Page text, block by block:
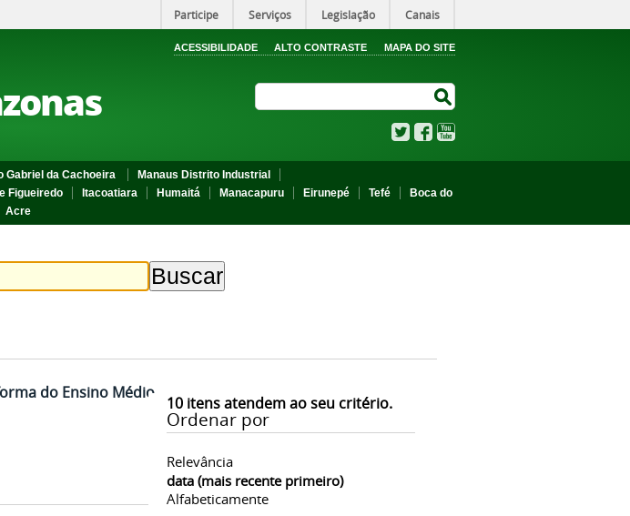
Participe Serviços Legislação Canais
ACESSIBILIDADE ALTO CONTRASTE MAPA DO SITE
TwitterFacebook
Gabriel da Cachoeira
Manaus Distrito Industrial
Figueiredo Itacoatiara Humaitá Manacapuru Eirunepé Tefé
Boca do
Acre
10itens atendem ao seu critério.
Ordenar por
Relevância
data (mais recente primeiro)
Alfabeticamente
do Ensino Médio